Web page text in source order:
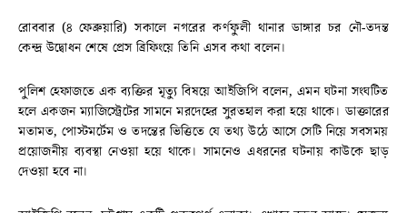
রোববার (৪ ফেব্রুয়ারি) সকালে নগরের কর্ণফুলী থানার ডাঙ্গার চর নৌ-তদন্ত
কেন্দ্র উদ্বোধন শেষে প্রেস ব্রিফিংয়ে তিনি এসব কথা বলেন।
পুলিশ হেফাজতে এক ব্যক্তির মৃত্যু বিষয়ে আইজিপি বলেন, এমন ঘটনা সংঘটিত
হলে একজন ম্যাজিস্ট্রেটের সামনে মরদেহের সুরতহাল করা হয়ে থাকে। ডাক্তারের
মতামত, পোস্টমর্টেম ও তদন্তের ভিত্তিতে যে তথ্য উঠে আসে সেটি নিয়ে সবসময়
প্রয়োজনীয় ব্যবস্থা নেওয়া হয়ে থাকে। সামনেও এধরনের ঘটনায় কাউকে ছাড়
দেওয়া হবে না।